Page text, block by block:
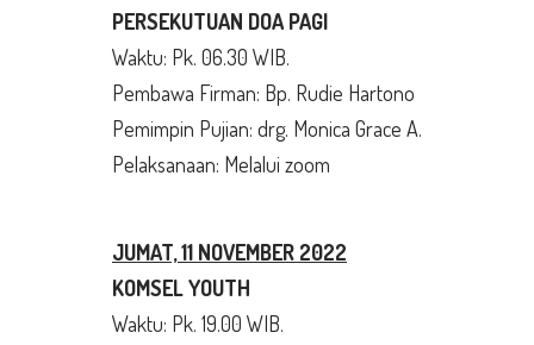
PERSEKUTUAN DOA PAGI
Waktu: Pk. 06.30 WIB.
Pembawa Firman: Bp. Rudie Hartono
Pemimpin Pujian: drg. Monica Grace A.
Pelaksanaan: Melalui zoom
JUMAT, 11 NOVEMBER 2022
KOMSEL YOUTH
Waktu: Pk. 19.00 WIB.